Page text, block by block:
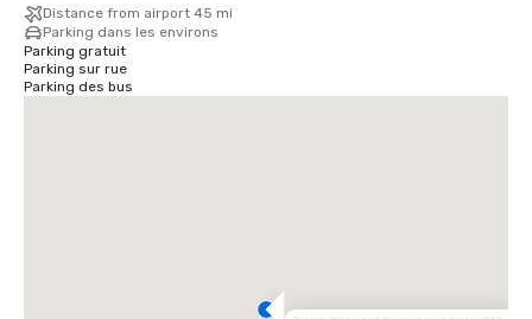
Distance from airport 45 mi
Parking dans les environs
Parking gratuit
Parking sur rue
Parking des bus